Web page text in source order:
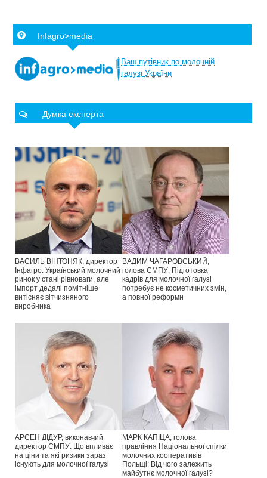
Infagro>media
Ваш путівник по молочній
галузі України
Думка експерта
ВАСИЛЬ ВІНТОНЯК, директор
Інфагро: Український молочний
ринок у стані рівноваги, але
імпорт дедалі помітніше
витісняє вітчизняного
виробника
ВАДИМ ЧАГАРОВСЬКИЙ,
голова СМПУ: Підготовка
кадрів для молочної галузі
потребує не косметичних змін,
а повної реформи
АРСЕН ДІДУР, виконавчий
директор СМПУ: Що впливає
на ціни та які ризики зараз
існують для молочної галузі
МАРК КАПІЦА, голова
правління Національної спілки
молочних кооперативів
Польщі: Від чого залежить
майбутнє молочної галузі?